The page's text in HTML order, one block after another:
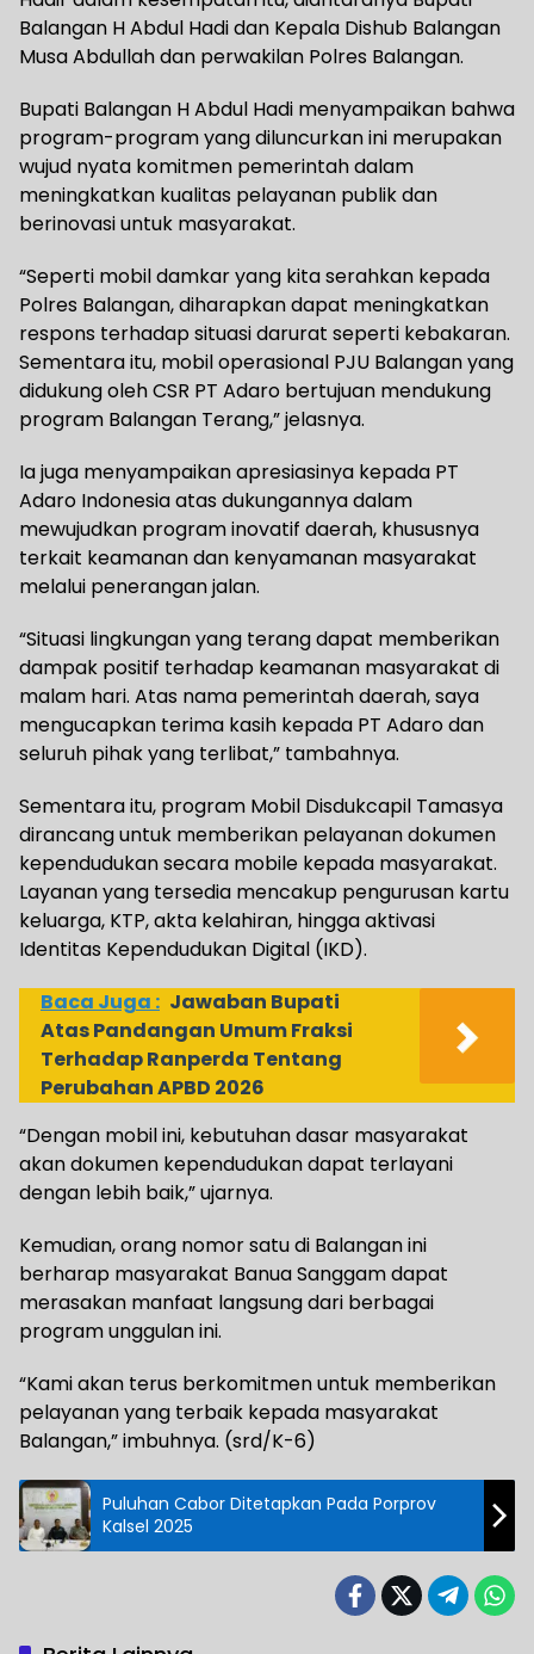
Balangan H Abdul Hadi dan Kepala Dishub Balangan
Musa Abdullah dan perwakilan Polres Balangan.
Bupati Balangan H Abdul Hadi menyampaikan bahwa
program-program yang diluncurkan ini merupakan
wujud nyata komitmen pemerintah dalam
meningkatkan kualitas pelayanan publik dan
berinovasi untuk masyarakat.
“Seperti mobil damkar yang kita serahkan kepada
Polres Balangan, diharapkan dapat meningkatkan
respons terhadap situasi darurat seperti kebakaran.
Sementara itu, mobil operasional PJU Balangan yang
didukung oleh CSR PT Adaro bertujuan mendukung
program Balangan Terang,” jelasnya.
Ia juga menyampaikan apresiasinya kepada PT
Adaro Indonesia atas dukungannya dalam
mewujudkan program inovatif daerah, khususnya
terkait keamanan dan kenyamanan masyarakat
melalui penerangan jalan.
“Situasi lingkungan yang terang dapat memberikan
dampak positif terhadap keamanan masyarakat di
malam hari. Atas nama pemerintah daerah, saya
mengucapkan terima kasih kepada PT Adaro dan
seluruh pihak yang terlibat,” tambahnya.
Sementara itu, program Mobil Disdukcapil Tamasya
dirancang untuk memberikan pelayanan dokumen
kependudukan secara mobile kepada masyarakat.
Layanan yang tersedia mencakup pengurusan kartu
keluarga, KTP, akta kelahiran, hingga aktivasi
Identitas Kependudukan Digital (IKD).
Baca Juga : Jawaban Bupati
Atas Pandangan Umum Fraksi
Terhadap Ranperda Tentang
Perubahan APBD 2026
“Dengan mobil ini, kebutuhan dasar masyarakat
akan dokumen kependudukan dapat terlayani
dengan lebih baik,” ujarnya.
Kemudian, orang nomor satu di Balangan ini
berharap masyarakat Banua Sanggam dapat
merasakan manfaat langsung dari berbagai
program unggulan ini.
“Kami akan terus berkomitmen untuk memberikan
pelayanan yang terbaik kepada masyarakat
Balangan,” imbuhnya. (srd/K-6)
Puluhan Cabor Ditetapkan Pada Porprov
Kalsel 2025